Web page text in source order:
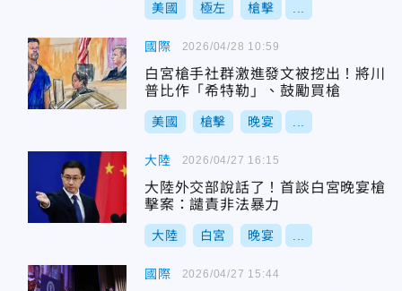
美國 極左 槍擊
國際
白宮槍手社群激進發文被挖出！將川
普比作「希特勒」、鼓勵買槍
美國 槍擊 晚宴
2026/04/28 10:59
大陸
大陸外交部說話了！首談白宮晚宴槍
擊案：譴責非法暴力
大陸 白宮 晚宴
2026/04/27 16:15
國際 2026/04/27 15:44